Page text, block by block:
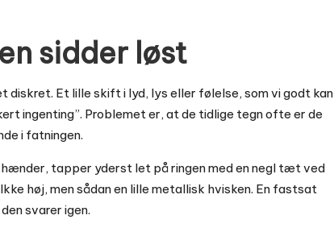
sidder løst
Et lille skift i lyd, lys eller følelse, som vi godt kan
ingenting”. Problemet er, at de tidlige tegn ofte er de
i fatningen.
tapper yderst let på ringen med en negl tæt ved
høj, men sådan en lille metallisk hvisken. En fastsat
svarer igen.